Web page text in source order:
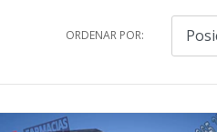
ORDENAR POR: